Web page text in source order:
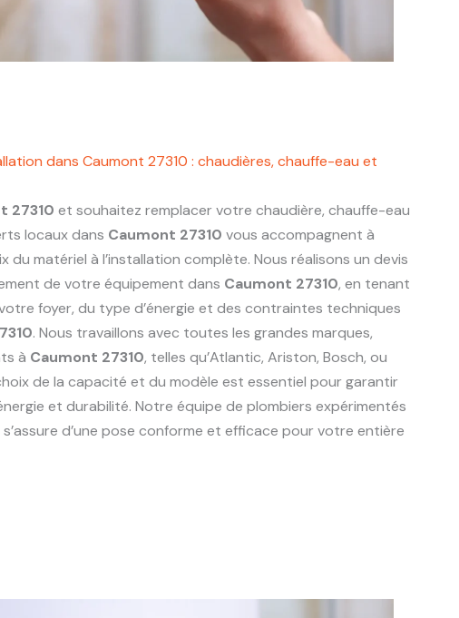
dans Caumont 27310 : chaudières, chauffe-eau et
27310 et souhaitez remplacer votre chaudière, chauffe-eau
locaux dans Caumont 27310 vous accompagnent à
du matériel à l’installation complète. Nous réalisons un devis
de votre équipement dans Caumont 27310, en tenant
foyer, du type d’énergie et des contraintes techniques
. Nous travaillons avec toutes les grandes marques,
à Caumont 27310, telles qu’Atlantic, Ariston, Bosch, ou
de la capacité et du modèle est essentiel pour garantir
et durabilité. Notre équipe de plombiers expérimentés
s’assure d’une pose conforme et efficace pour votre entière